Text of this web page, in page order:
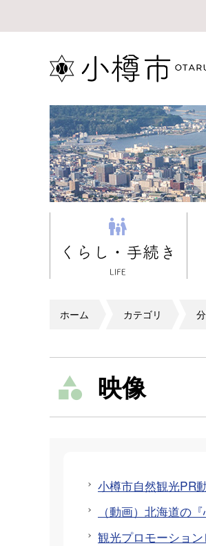
ホーム カテゴリ
映像
小樽市自然観光PR
（動画）北海道の
観光プロモーショ